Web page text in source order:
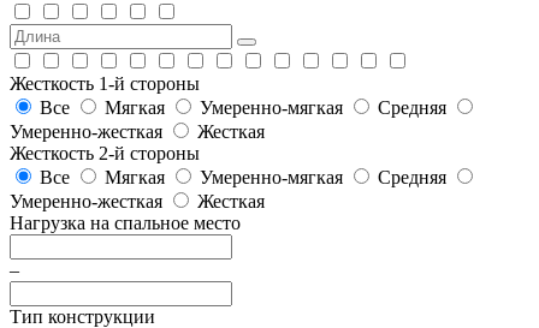
Жесткость 1-й стороны
Все
Мягкая Умеренно-мягкая
Средняя
Умеренно-жесткая
Жесткая
Жесткость 2-й стороны
Все
Мягкая Умеренно-мягкая
Средняя
Умеренно-жесткая
Жесткая
Нагрузка на спальное место
–
Тип конструкции